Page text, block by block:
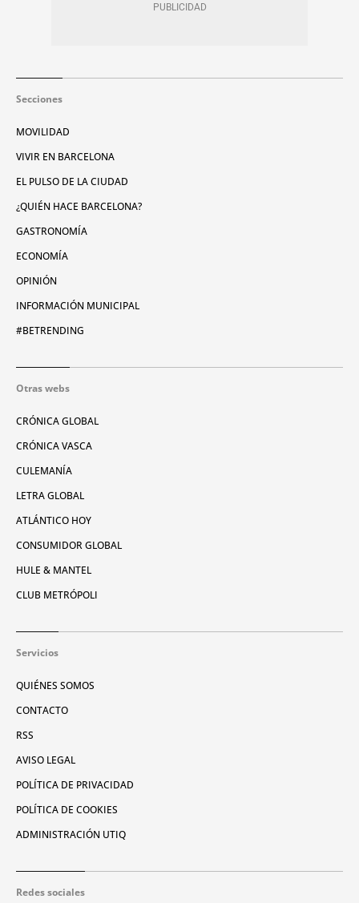
Secciones
MOVILIDAD
VIVIR EN BARCELONA
EL PULSO DE LA CIUDAD
¿QUIÉN HACE BARCELONA?
GASTRONOMÍA
ECONOMÍA
OPINIÓN
INFORMACIÓN MUNICIPAL
#BETRENDING
Otras webs
CRÓNICA GLOBAL
CRÓNICA VASCA
CULEMANÍA
LETRA GLOBAL
ATLÁNTICO HOY
CONSUMIDOR GLOBAL
HULE & MANTEL
CLUB METRÓPOLI
Servicios
QUIÉNES SOMOS
CONTACTO
RSS
AVISO LEGAL
POLÍTICA DE PRIVACIDAD
POLÍTICA DE COOKIES
ADMINISTRACIÓN UTIQ
Redes sociales